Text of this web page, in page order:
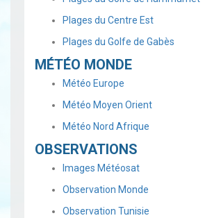
Plages du Centre Est
Plages du Golfe de Gabès
MÉTÉO MONDE
Météo Europe
Météo Moyen Orient
Météo Nord Afrique
OBSERVATIONS
Images Météosat
Observation Monde
Observation Tunisie